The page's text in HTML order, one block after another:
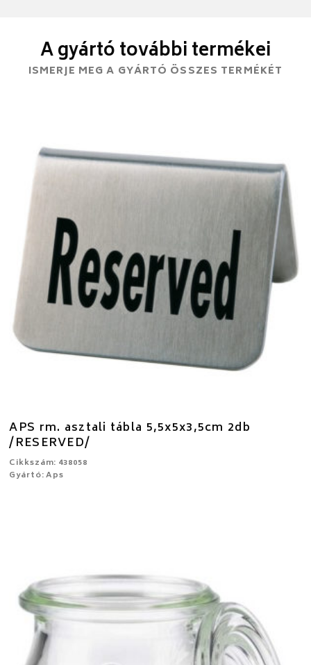
A gyártó további termékei
ISMERJE MEG A GYÁRTÓ ÖSSZES TERMÉKÉT
APS rm. asztali tábla 5,5x5x3,5cm 2db
/RESERVED/
Cikkszám: 438058
Gyártó: Aps